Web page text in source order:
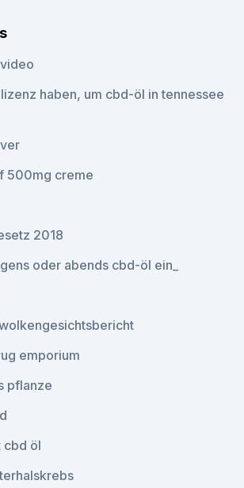
haben, um cbd-öl in tennessee
500mg creme
2018
oder abends cbd-öl ein_
emporium
pflanze
cbd öl